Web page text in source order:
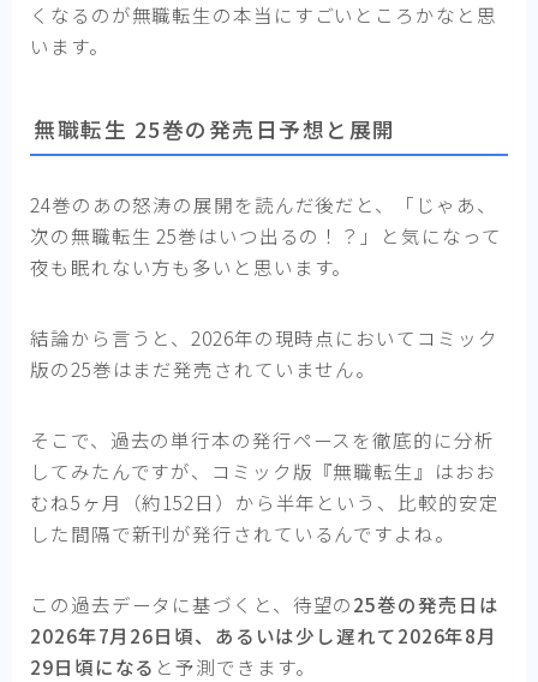
くなるのが無職転生の本当にすごいところかなと思
います。
無職転生 25巻の発売日予想と展開
24巻のあの怒涛の展開を読んだ後だと、「じゃあ、
次の無職転生 25巻はいつ出るの！？」と気になって
夜も眠れない方も多いと思います。
結論から言うと、2026年の現時点においてコミック
版の25巻はまだ発売されていません。
そこで、過去の単行本の発行ペースを徹底的に分析
してみたんですが、コミック版『無職転生』はおお
むね5ヶ月（約152日）から半年という、比較的安定
した間隔で新刊が発行されているんですよね。
この過去データに基づくと、待望の25巻の発売日は
2026年7月26日頃、あるいは少し遅れて2026年8月
29日頃になる と予測できます。